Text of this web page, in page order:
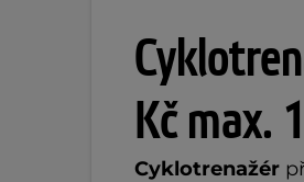
Kč max.
Cyklotrenažér